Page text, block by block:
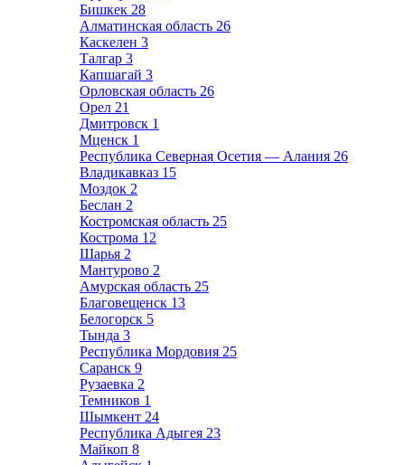
Бишкек 28
Алматинская область 26
Каскелен 3
Талгар 3
Капшагай 3
Орловская область 26
Орел 21
Дмитровск 1
Мценск 1
Республика Северная Осетия — Алания 26
Владикавказ 15
Моздок 2
Беслан 2
Костромская область 25
Кострома 12
Шарья 2
Мантурово 2
Амурская область 25
Благовещенск 13
Белогорск 5
Тында 3
Республика Мордовия 25
Саранск 9
Рузаевка 2
Темников 1
Шымкент 24
Республика Адыгея 23
Майкоп 8